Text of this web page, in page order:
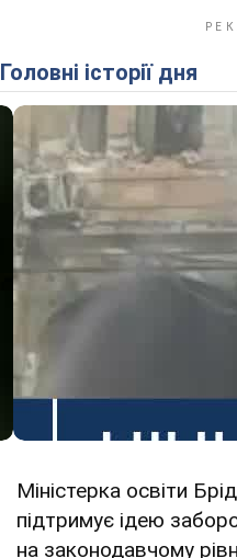
Головні історії дня
Міністерка освіти
підтримує ідею
на законодавчому